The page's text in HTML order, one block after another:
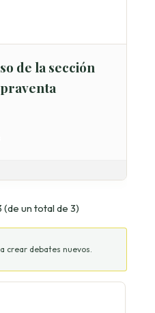
de la sección
(de un total de 3)
crear debates nuevos.